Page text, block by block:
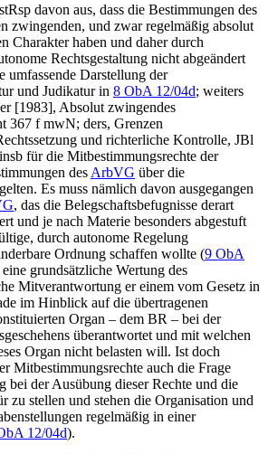
davon aus, dass die Bestimmungen des
zwingenden, und zwar regelmäßig absolut
Charakter haben und daher durch
Rechtsgestaltung nicht abgeändert
umfassende Darstellung der
und Judikatur in 8 ObA 12/04d; weiters
[1983], Absolut zwingendes
367 f mwN; ders, Grenzen
und richterliche Kontrolle, JBl
für die Mitbestimmungsrechte der
des ArbVG über die
Es muss nämlich davon ausgegangen
, das die Belegschaftsbefugnisse derart
und je nach Materie besonders abgestuft
durch autonome Regelung
Ordnung schaffen wollte (9 ObA
grundsätzliche Wertung des
Mitverantwortung er einem vom Gesetz in
im Hinblick auf die übertragenen
Organ – dem BR – bei der
überantwortet und mit welchen
Organ nicht belasten will. Ist doch
Mitbestimmungsrechte auch die Frage
bei der Ausübung dieser Rechte und die
zu stellen und stehen die Organisation und
regelmäßig in einer
12/04d).